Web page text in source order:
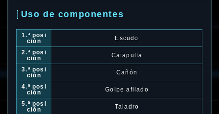
Uso de componentes
1.ª posi
ción
Escudo
2.ª posi
ción
Catapulta
3.ª posi
ción
Cañón
4.ª posi
ción
Golpe afilado
5.ª posi
ción
Taladro